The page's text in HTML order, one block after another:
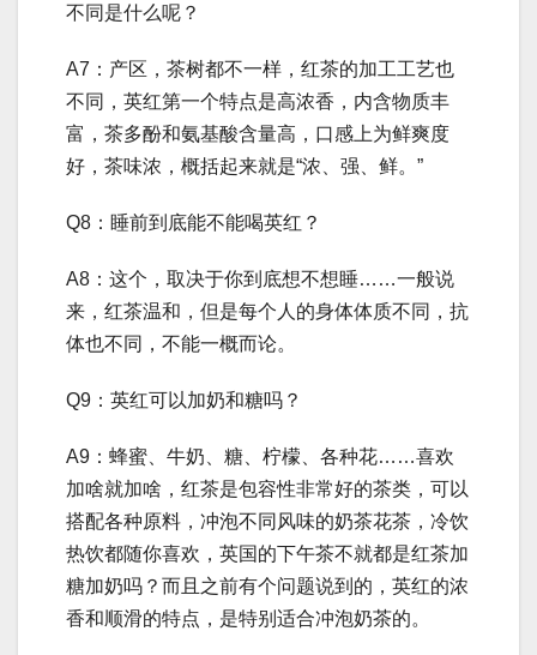
不同是什么呢？
A7：产区，茶树都不一样，红茶的加工工艺也
不同，英红第一个特点是高浓香，内含物质丰
富，茶多酚和氨基酸含量高，口感上为鲜爽度
好，茶味浓，概括起来就是“浓、强、鲜。”
Q8：睡前到底能不能喝英红？
A8：这个，取决于你到底想不想睡……一般说
来，红茶温和，但是每个人的身体体质不同，抗
体也不同，不能一概而论。
Q9：英红可以加奶和糖吗？
A9：蜂蜜、牛奶、糖、柠檬、各种花……喜欢
加啥就加啥，红茶是包容性非常好的茶类，可以
搭配各种原料，冲泡不同风味的奶茶花茶，冷饮
热饮都随你喜欢，英国的下午茶不就都是红茶加
糖加奶吗？而且之前有个问题说到的，英红的浓
香和顺滑的特点，是特别适合冲泡奶茶的。